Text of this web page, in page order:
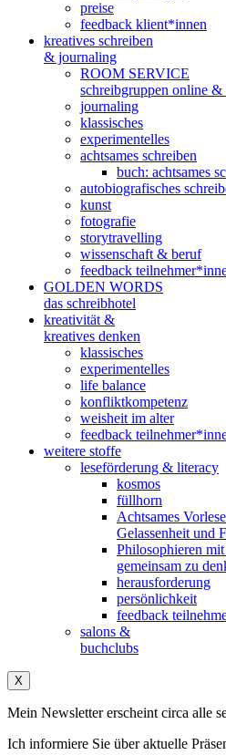
preise
feedback klient*innen
kreatives schreiben
& journaling
ROOM SERVICE
schreibgruppen online
journaling
klassisches
experimentelles
achtsames schreiben
buch: achtsames
autobiografisches
kunst
fotografie
storytravelling
wissenschaft & beruf
feedback
GOLDEN WORDS
das schreibhotel
kreativität &
kreatives denken
klassisches
experimentelles
life balance
konfliktkompetenz
weisheit im alter
feedback
weitere stoffe
leseförderung & literacy
kosmos
füllhorn
Achtsames
Gelassenheit und
Philosophieren
gemeinsam zu
herausforderung
persönlichkeit
feedback
salons &
buchclubs
X
Mein Newsletter erscheint circa alle
Ich informiere Sie über aktuelle